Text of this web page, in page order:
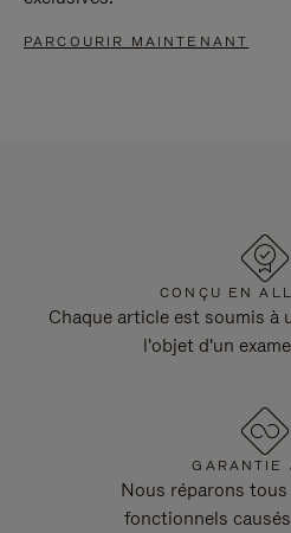
PARCOURIR MAINTENANT
CONÇU EN
Chaque article est soumis à
l'objet d'un
GARANTIE
Nous réparons tous
fonctionnels